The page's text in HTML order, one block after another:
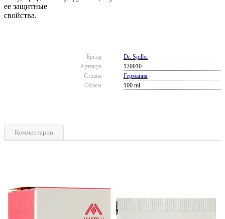
ее защитные
свойства.
Бренд
Dr. Spiller
Артикул
120010
Страна
Германия
Объем
100 ml
Комментарии